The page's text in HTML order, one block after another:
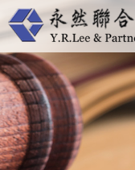
跳
至
主
要
內
容